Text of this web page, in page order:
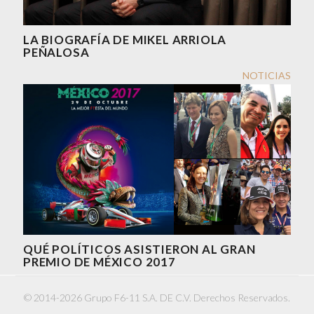
LA BIOGRAFÍA DE MIKEL ARRIOLA
PEÑALOSA
NOTICIAS
QUÉ POLÍTICOS ASISTIERON AL GRAN
PREMIO DE MÉXICO 2017
© 2014-2026 Grupo F6-11 S.A. DE C.V. Derechos Reservados.